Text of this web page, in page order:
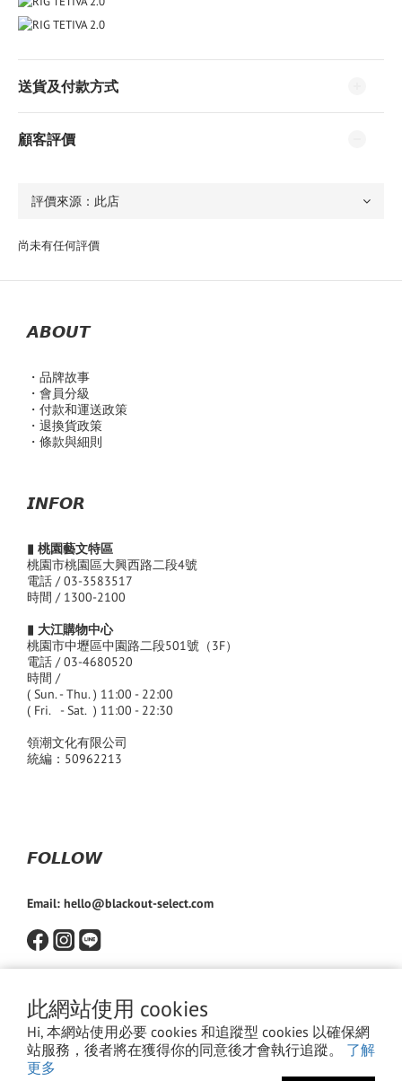
此網站使用 cookies
Hi, 本網站使用必要 cookies 和追蹤型 cookies 以確保網
站服務，後者將在獲得你的同意後才會執行追蹤。 了解
更多
送貨及付款方式
顧客評價
尚未有任何評價
𝘼𝘽𝙊𝙐𝙏
・品牌故事
・會員分級
・付款和運送政策
・退換貨政策
・條款與細則
𝙄𝙉𝙁𝙊𝙍
▮ 桃園藝文特區
桃園市桃園區大興西路二段4號
電話 / 03-3583517
時間 / 1300-2100
▮ 大江購物中心
桃園市中壢區中園路二段501號（3F）
電話 / 03-4680520
時間 /
( Sun. - Thu. ) 11:00 - 22:00
( Fri. - Sat. ) 11:00 - 22:30
領潮文化有限公司
統編：50962213
𝙁𝙊𝙇𝙇𝙊𝙒
Email: hello@blackout-select.com